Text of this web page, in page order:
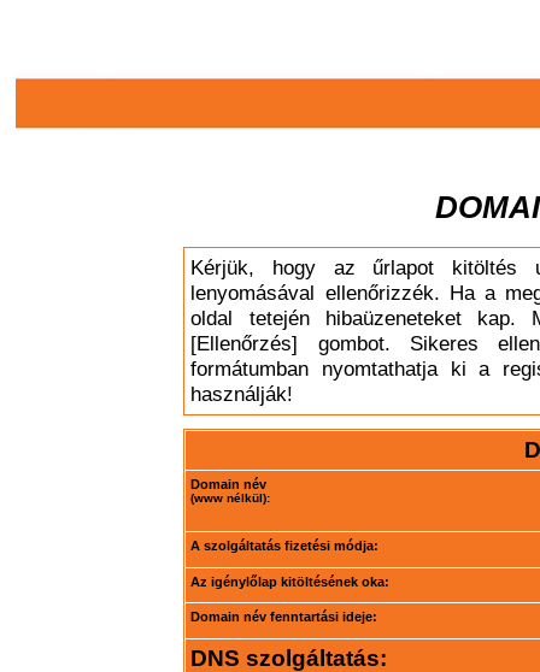
Kérjük, hogy az űrlapot kitöltés
lenyomásával ellenőrizzék. Ha a
oldal tetején hibaüzeneteket
[Ellenőrzés] gombot. Sikeres
formátumban nyomtathatja ki a
használják!
Domain név
(www nélkül):
A szolgáltatás fizetési módja:
Az igénylőlap kitöltésének oka:
Domain név fenntartási ideje:
DNS szolgáltatás: